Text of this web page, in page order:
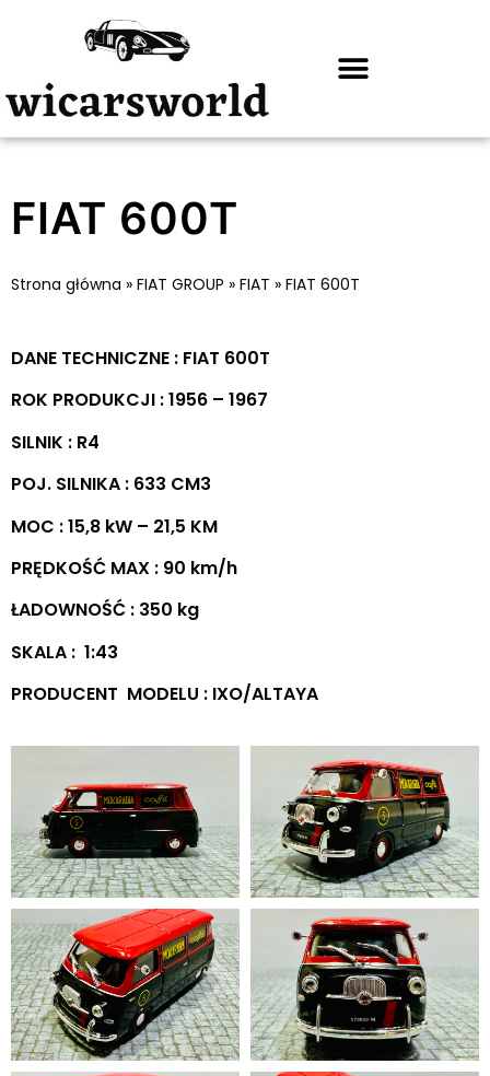
FIAT 600T
Strona główna » FIAT GROUP » FIAT » FIAT 600T
DANE TECHNICZNE : FIAT 600T
ROK PRODUKCJI : 1956 – 1967
SILNIK : R4
POJ. SILNIKA : 633 CM3
MOC : 15,8 kW – 21,5 KM
PRĘDKOŚĆ MAX : 90 km/h
ŁADOWNOŚĆ : 350 kg
SKALA : 1:43
PRODUCENT MODELU : IXO/ALTAYA